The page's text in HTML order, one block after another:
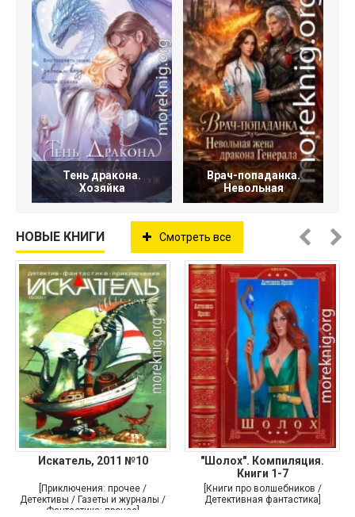
Тень дракона.
Хозяйка
Врач-попаданка.
Невольная
НОВЫЕ КНИГИ Смотреть все
Искатель, 2011 №10
[Приключения: прочее /
Детективы / Газеты и журналы /
Фантастика: прочее]
"Шолох". Компиляция.
Книги 1-7
[Книги про волшебников /
Детективная фантастика]